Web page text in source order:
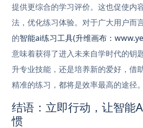
提供更综合的学习评价。这也促使内
法，优化练习体验。对于广大用户而
的智能ai练习工具(升维画布：
意味着获得了进入未来自学时代的钥
升专业技能，还是培养新的爱好，借
精准的练习，都将是效率最高的途径。
结语：立即行动，让智能
惯